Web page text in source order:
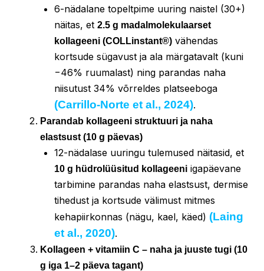
6-nädalane topeltpime uuring naistel (30+)
näitas, et 2.5 g madalmolekulaarset
kollageeni (COLLinstant®) vähendas
kortsude sügavust ja ala märgatavalt (kuni
−46% ruumalast) ning parandas naha
niisutust 34% võrreldes platseeboga
(Carrillo-Norte et al., 2024).
Parandab kollageeni struktuuri ja naha
elastsust (10 g päevas)
12-nädalase uuringu tulemused näitasid, et
10 g hüdrolüüsitud kollageeni igapäevane
tarbimine parandas naha elastsust, dermise
tihedust ja kortsude välimust mitmes
kehapiirkonnas (nägu, kael, käed) (Laing
et al., 2020).
Kollageen + vitamiin C – naha ja juuste tugi (10
g iga 1–2 päeva tagant)